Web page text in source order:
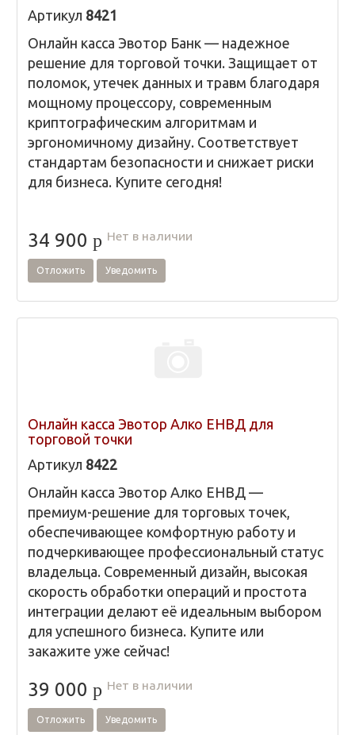
Артикул 8421
Онлайн касса Эвотор Банк — надежное
решение для торговой точки. Защищает от
поломок, утечек данных и травм благодаря
мощному процессору, современным
криптографическим алгоритмам и
эргономичному дизайну. Соответствует
стандартам безопасности и снижает риски
для бизнеса. Купите сегодня!
34 900 p Нет в наличии
Отложить Уведомить
Онлайн касса Эвотор Алко ЕНВД для
торговой точки
Артикул 8422
Онлайн касса Эвотор Алко ЕНВД —
премиум-решение для торговых точек,
обеспечивающее комфортную работу и
подчеркивающее профессиональный статус
владельца. Современный дизайн, высокая
скорость обработки операций и простота
интеграции делают её идеальным выбором
для успешного бизнеса. Купите или
закажите уже сейчас!
39 000 p Нет в наличии
Отложить Уведомить